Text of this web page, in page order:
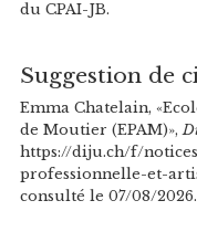
du CPAI-JB.
Suggestion de
Emma Chatelain,
de Moutier (EPAM)»,
https://diju.ch/f/
professionnelle-et-
consulté le 07/08/2026.